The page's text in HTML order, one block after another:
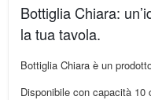
Bottiglia Chiara:
la tua tavola.
Bottiglia Chiara è un
Disponibile con capacità 10